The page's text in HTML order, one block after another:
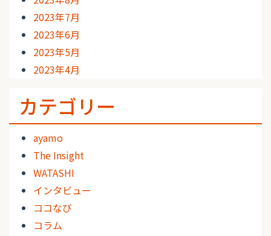
2023年7月
2023年6月
2023年5月
2023年4月
カテゴリー
ayamo
The Insight
WATASHI
インタビュー
ココなび
コラム